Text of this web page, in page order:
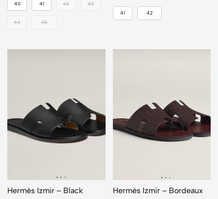
40 41 42 43
44 45
41 42
Hermès Izmir – Black Hermès Izmir – Bordeaux